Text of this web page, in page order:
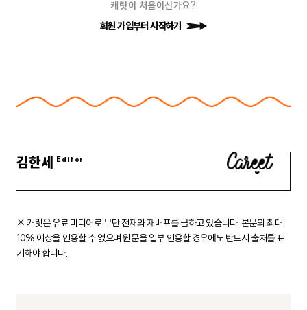
캐릿이 처음이신가요?
회원 가입부터 시작하기
김한세
※ 캐릿은 유료 미디어로 무단 전재와 재배포를 금하고 있습니다. 본문의 최대
10% 이상을 인용할 수 없으며 원문을 일부 인용할 경우에도반드시 출처를 표
기해야 합니다.